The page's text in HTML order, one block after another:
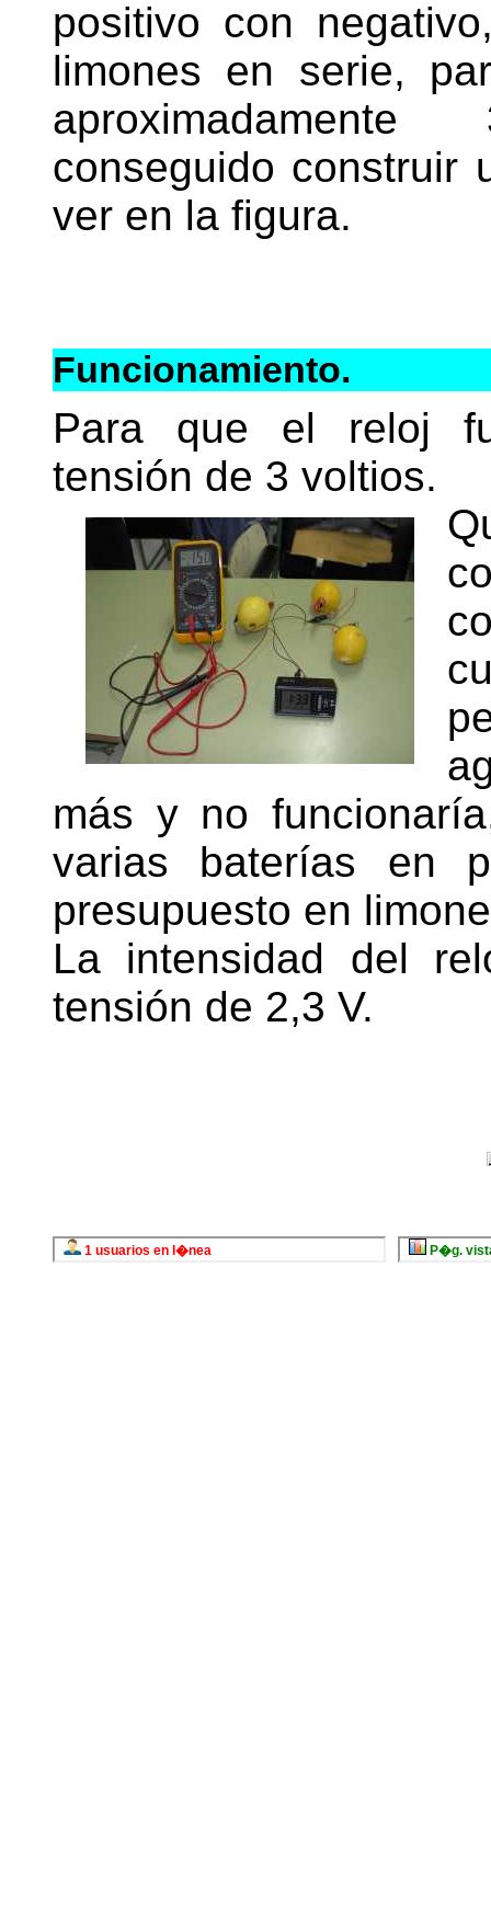
positivo con
limones en serie,
conseguido construir
ver en la figura.
Funcionamiento.
Para que el reloj
tensión de 3 voltios.
más y no
varias baterías en
presupuesto en
La intensidad del
tensión de 2,3 V.